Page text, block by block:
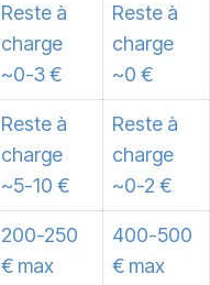
Reste à
charge
~0-3 €
Reste à
charge
~0 €
Reste à
charge
~5-10 €
Reste à
charge
~0-2 €
200-250
€ max
400-500
€ max